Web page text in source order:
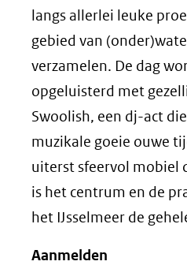
langs allerlei leuke
gebied van
verzamelen. De dag
opgeluisterd met
Swoolish, een dj-act
muzikale goeie ouwe
uiterst sfeervol mobiel
is het centrum en de
het IJsselmeer de
Aanmelden